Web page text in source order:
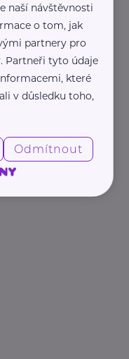
naší návštěvnosti
o tom, jak
partnery pro
Partneři tyto údaje
které
v důsledku toho,
Odmítnout